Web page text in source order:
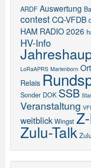
ARDF Auswertung
contestCQ-VFDB
HAM RADIO 2026
HV-Info
LoRaAPRS Marienborn
Relais
Sonder DOK SSB
Veranstaltung
weitblick Wingst
Zulu-Talk